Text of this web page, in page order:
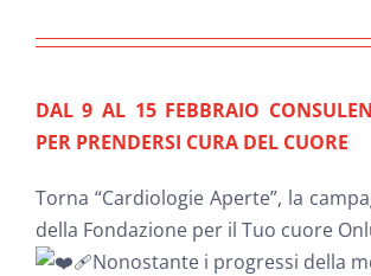
INIZIATIVE
AREA RISERVATA BENEFICIARI
DAL 9 AL 15 FEBBRAIO
PER PRENDERSI CURA DEL CUORE
Torna “Cardiologie Aperte”, la
della Fondazione per il Tuo cuore
Nonostante i progressi della